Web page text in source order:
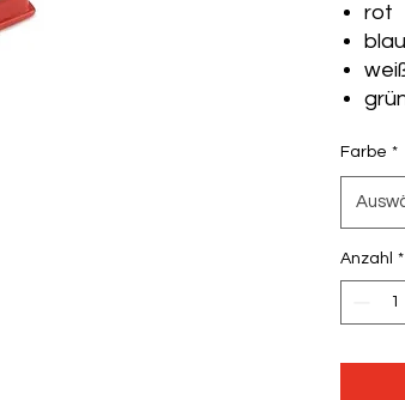
rot
blau
Farbe *
Anzahl *